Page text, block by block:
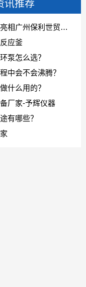
讯推荐
予辉实验仪器亮相广州保利世贸博览馆-CPHI & PMEC China主题巡展华南站!
应釜
泵怎么选？
中会不会沸腾？
什么用的？
厂家-予辉仪器
有哪些？